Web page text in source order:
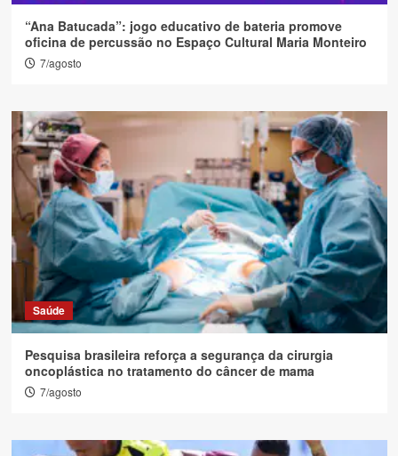
“Ana Batucada”: jogo educativo de bateria promove
oficina de percussão no Espaço Cultural Maria Monteiro
7/agosto
Saúde
Pesquisa brasileira reforça a segurança da cirurgia
oncoplástica no tratamento do câncer de mama
7/agosto